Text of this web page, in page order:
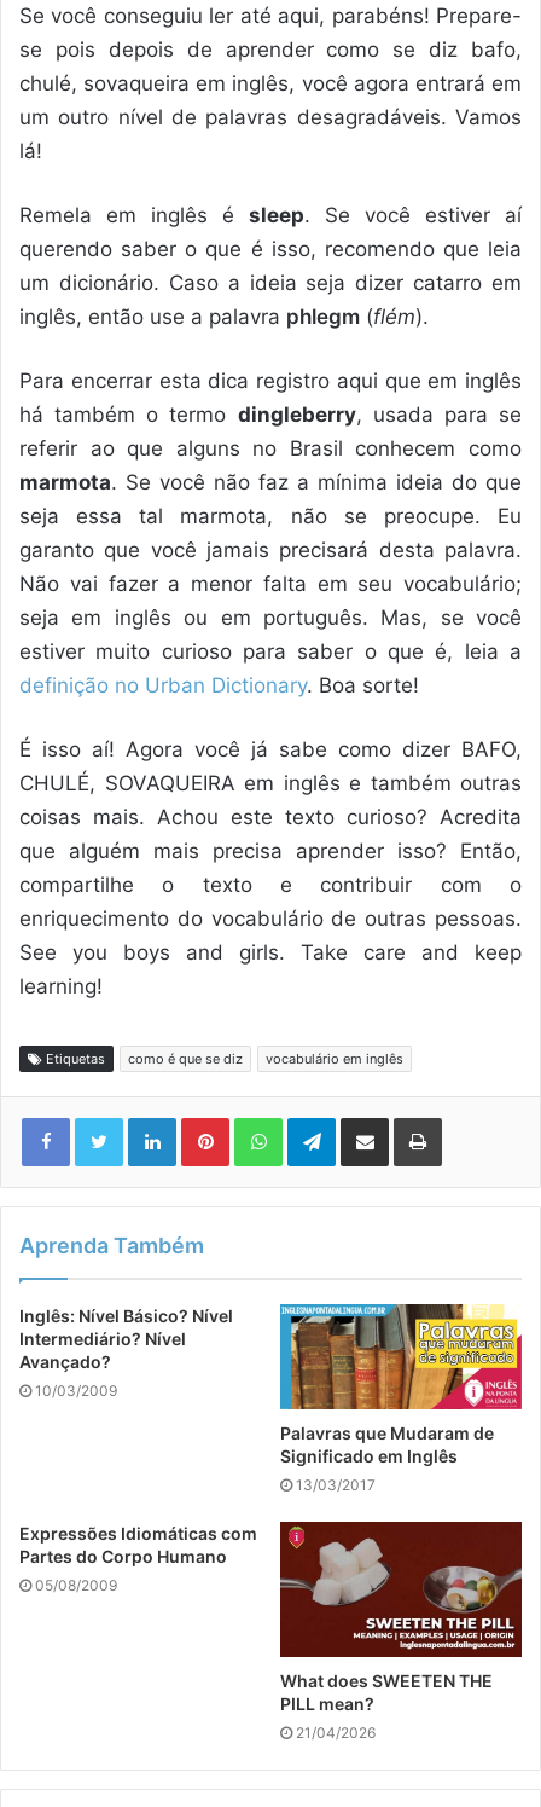
Se você conseguiu ler até aqui, parabéns! Prepare-
se pois depois de aprender como se diz bafo,
chulé, sovaqueira em inglês, você agora entrará em
um outro nível de palavras desagradáveis. Vamos
lá!
Remela em inglês é sleep. Se você estiver aí
querendo saber o que é isso, recomendo que leia
um dicionário. Caso a ideia seja dizer catarro em
inglês, então use a palavra phlegm (flém).
Para encerrar esta dica registro aqui que em inglês
há também o termo dingleberry, usada para se
referir ao que alguns no Brasil conhecem como
marmota. Se você não faz a mínima ideia do que
seja essa tal marmota, não se preocupe. Eu
garanto que você jamais precisará desta palavra.
Não vai fazer a menor falta em seu vocabulário;
seja em inglês ou em português. Mas, se você
estiver muito curioso para saber o que é, leia a
definição no Urban Dictionary. Boa sorte!
É isso aí! Agora você já sabe como dizer BAFO,
CHULÉ, SOVAQUEIRA em inglês e também outras
coisas mais. Achou este texto curioso? Acredita
que alguém mais precisa aprender isso? Então,
compartilhe o texto e contribuir com o
enriquecimento do vocabulário de outras pessoas.
See you boys and girls. Take care and keep
learning!
Etiquetas como é que se diz vocabulário em inglês
LinkedinPinterestWhatsAppTelegram
Compartilhar via e-mail Imprimir
Aprenda Também
Inglês: Nível Básico? Nível
Intermediário? Nível
Avançado?
10/03/2009
Palavras que Mudaram de
Significado em Inglês
13/03/2017
Expressões Idiomáticas com
Partes do Corpo Humano
05/08/2009
What does SWEETEN THE
PILL mean?
21/04/2026